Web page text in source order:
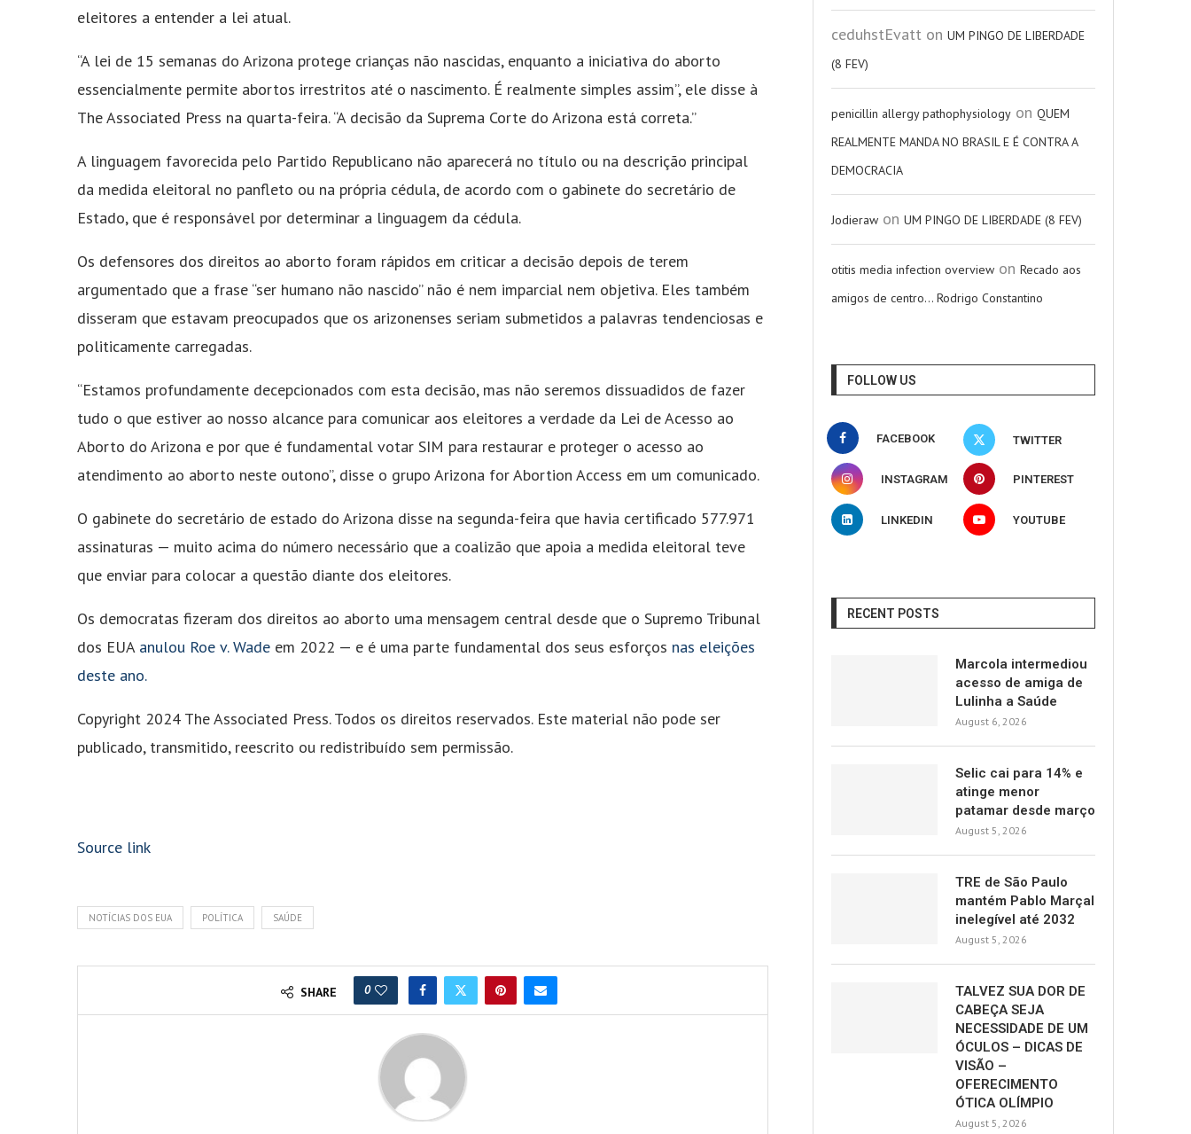
eleitores a entender a lei atual.
“A lei de 15 semanas do Arizona protege crianças não nascidas, enquanto a iniciativa do aborto
essencialmente permite abortos irrestritos até o nascimento. É realmente simples assim”, ele disse à
The Associated Press na quarta-feira. “A decisão da Suprema Corte do Arizona está correta.”
A linguagem favorecida pelo Partido Republicano não aparecerá no título ou na descrição principal
da medida eleitoral no panfleto ou na própria cédula, de acordo com o gabinete do secretário de
Estado, que é responsável por determinar a linguagem da cédula.
Os defensores dos direitos ao aborto foram rápidos em criticar a decisão depois de terem
argumentado que a frase “ser humano não nascido” não é nem imparcial nem objetiva. Eles também
disseram que estavam preocupados que os arizonenses seriam submetidos a palavras tendenciosas e
politicamente carregadas.
“Estamos profundamente decepcionados com esta decisão, mas não seremos dissuadidos de fazer
tudo o que estiver ao nosso alcance para comunicar aos eleitores a verdade da Lei de Acesso ao
Aborto do Arizona e por que é fundamental votar SIM para restaurar e proteger o acesso ao
atendimento ao aborto neste outono”, disse o grupo Arizona for Abortion Access em um comunicado.
O gabinete do secretário de estado do Arizona disse na segunda-feira que havia certificado 577.971
assinaturas — muito acima do número necessário que a coalizão que apoia a medida eleitoral teve
que enviar para colocar a questão diante dos eleitores.
Os democratas fizeram dos direitos ao aborto uma mensagem central desde que o Supremo Tribunal
dos EUA anulou Roe v. Wade em 2022 — e é uma parte fundamental dos seus esforços nas eleições
deste ano.
Copyright 2024 The Associated Press. Todos os direitos reservados. Este material não pode ser
publicado, transmitido, reescrito ou redistribuído sem permissão.
Source link
NOTÍCIAS DOS EUA POLÍTICA SAÚDE
SHARE 0
ceduhstEvatt on UM PINGO DE LIBERDADE
(8 FEV)
penicillin allergy pathophysiology on QUEM
REALMENTE MANDA NO BRASIL E É CONTRA A
DEMOCRACIA
Jodieraw on UM PINGO DE LIBERDADE (8 FEV)
otitis media infection overview on Recado aos
amigos de centro… Rodrigo Constantino
FOLLOW US
FACEBOOK TWITTER
INSTAGRAM PINTEREST
LINKEDIN YOUTUBE
RECENT POSTS
Marcola intermediou
acesso de amiga de
Lulinha a Saúde
August 6, 2026
Selic cai para 14% e
atinge menor
patamar desde março
August 5, 2026
TRE de São Paulo
mantém Pablo Marçal
inelegível até 2032
August 5, 2026
TALVEZ SUA DOR DE
CABEÇA SEJA
NECESSIDADE DE UM
ÓCULOS – DICAS DE
VISÃO –
OFERECIMENTO
ÓTICA OLÍMPIO
August 5, 2026